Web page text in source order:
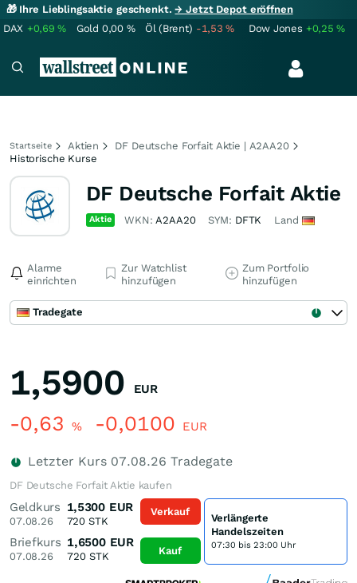
🎁 Ihre Lieblingsaktie geschenkt.→ Jetzt Depot eröffnen
DAX +0,69% Gold 0,00 % Öl (Brent) -1,53% Dow Jones +0,25%
Startseite Aktien
DF Deutsche Forfait Aktie | A2AA20
Historische Kurse
DF Deutsche Forfait Aktie
Aktie WKN:A2AA20 SYM: DFTK Land
Alarme
einrichten
Zur Watchlist
hinzufügen
Zum Portfolio
hinzufügen
Tradegate
1,5900 EUR
-0,63 % -0,0100 EUR
Letzter Kurs 07.08.26 Tradegate
DF Deutsche Forfait Aktie kaufen
Geldkurs
07.08.26
1,5300 EUR
720 STK
Briefkurs
07.08.26
1,6500 EUR
720STK
Verkauf
Kauf
Verlängerte
Handelszeiten
07:30 bis 23:00 Uhr